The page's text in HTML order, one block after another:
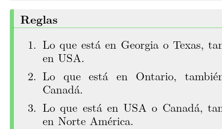
Reglas
Lo que está en Georgia o Texas,
en USA.
Lo que está en Ontario,
Canadá.
Lo que está en USA o Canadá,
en Norte América.